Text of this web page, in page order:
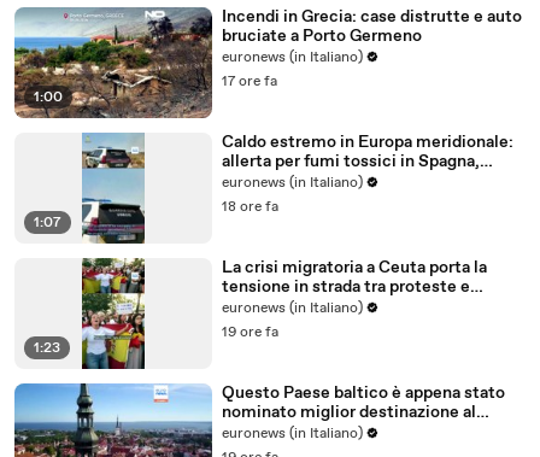
1:00
Incendi in Grecia: case distrutte e auto
bruciate a Porto Germeno
euronews (in Italiano)
17 ore fa
1:07
Caldo estremo in Europa meridionale:
allerta per fumi tossici in Spagna,
Francia ferma reattori
euronews (in Italiano)
18 ore fa
1:23
La crisi migratoria a Ceuta porta la
tensione in strada tra proteste e
critiche al governo
euronews (in Italiano)
19 ore fa
Questo Paese baltico è appena stato
nominato miglior destinazione al
mondo per trasferirsi nel 2026
euronews (in Italiano)